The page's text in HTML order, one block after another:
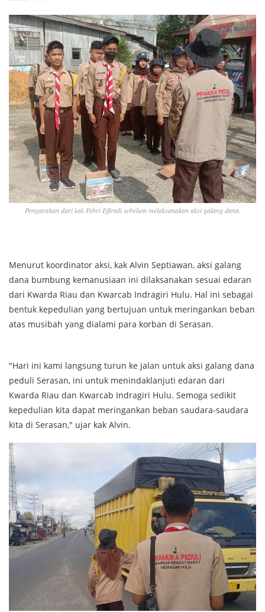
Pengarahan dari kak Febri Effendi sebelum melaksanakan aksi galang dana.
Menurut koordinator aksi, kak Alvin Septiawan, aksi galang
dana bumbung kemanusiaan ini dilaksanakan sesuai edaran
dari Kwarda Riau dan Kwarcab Indragiri Hulu. Hal ini sebagai
bentuk kepedulian yang bertujuan untuk meringankan beban
atas musibah yang dialami para korban di Serasan.
"Hari ini kami langsung turun ke jalan untuk aksi galang dana
peduli Serasan, ini untuk menindaklanjuti edaran dari
Kwarda Riau dan Kwarcab Indragiri Hulu. Semoga sedikit
kepedulian kita dapat meringankan beban saudara-saudara
kita di Serasan," ujar kak Alvin.